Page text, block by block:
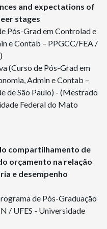
and expectations of
stages
Pós-Grad em Controlad e
e Contab – PPGCC/FEA /
(Curso de Pós-Grad em
Admin e Contab –
de São Paulo) - (Mestrado
Federal do Mato
compartilhamento de
orçamento na relação
e desempenho
de Pós-Graduação
/ UFES - Universidade